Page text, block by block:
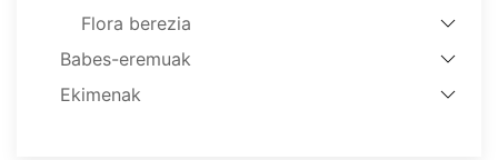
Flora berezia
Babes-eremuak
Ekimenak